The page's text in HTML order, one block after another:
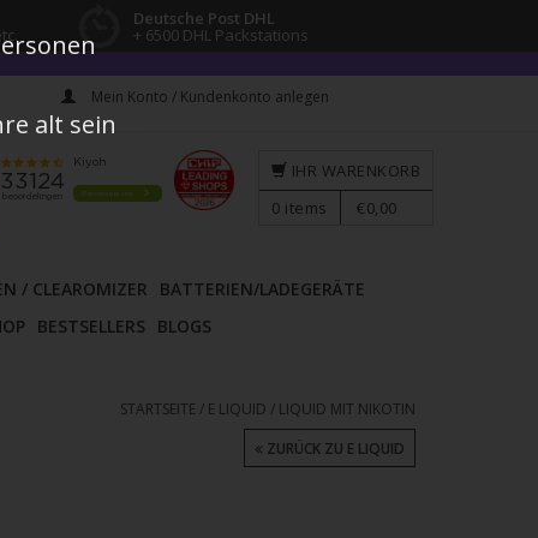
Deutsche Post DHL
+ 6500 DHL Packstations
Mein Konto / Kundenkonto anlegen
/ CLEAROMIZER
BATTERIEN/LADEGERÄTE
BESTSELLERS BLOGS
IHR WARENKORB
0 items €0,00
STARTSEITE / E LIQUID / LIQUID MIT NIKOTIN
ZURÜCK ZU E LIQUID
alt sein